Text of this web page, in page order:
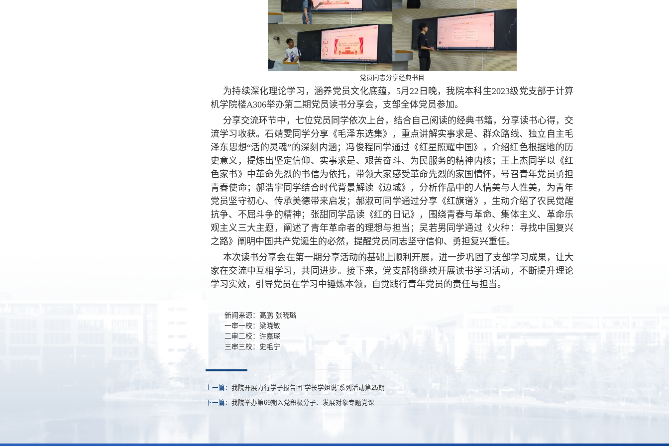
党员同志分享经典书目
为持续深化理论学习，涵养党员文化底蕴，5月22日晚，我院本科生2023级党支部于计算
机学院楼A306举办第二期党员读书分享会，支部全体党员参加。
分享交流环节中，七位党员同学依次上台，结合自己阅读的经典书籍，分享读书心得，交
流学习收获。石靖雯同学分享《毛泽东选集》，重点讲解实事求是、群众路线、独立自主毛
泽东思想“活的灵魂”的深刻内涵；冯俊程同学通过《红星照耀中国》，介绍红色根据地的历
史意义，提炼出坚定信仰、实事求是、艰苦奋斗、为民服务的精神内核；王上杰同学以《红
色家书》中革命先烈的书信为依托，带领大家感受革命先烈的家国情怀，号召青年党员勇担
青春使命；郝浩宇同学结合时代背景解读《边城》，分析作品中的人情美与人性美，为青年
党员坚守初心、传承美德带来启发；郝淑可同学通过分享《红旗谱》，生动介绍了农民觉醒
抗争、不屈斗争的精神；张甜同学品读《红的日记》，围绕青春与革命、集体主义、革命乐
观主义三大主题，阐述了青年革命者的理想与担当；吴若男同学通过《火种：寻找中国复兴
之路》阐明中国共产党诞生的必然，提醒党员同志坚守信仰、勇担复兴重任。
本次读书分享会在第一期分享活动的基础上顺利开展，进一步巩固了支部学习成果，让大
家在交流中互相学习，共同进步。接下来，党支部将继续开展读书学习活动，不断提升理论
学习实效，引导党员在学习中锤炼本领，自觉践行青年党员的责任与担当。
新闻来源：高鹏 张晓璐
一审一校：梁晓敏
二审二校：许嘉琛
三审三校：史毛宁
上一篇： 我院开展力行学子报告团“学长学姐说”系列活动第25期
下一篇： 我院举办第69期入党积极分子、发展对象专题党课